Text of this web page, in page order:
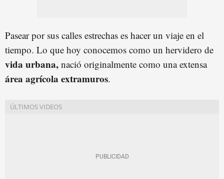
Pasear por sus calles estrechas es hacer un viaje en el
tiempo. Lo que hoy conocemos como un hervidero de
vida urbana, nació originalmente como una extensa
área agrícola extramuros.